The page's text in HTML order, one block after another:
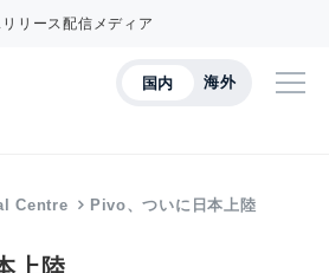
リース配信メディア
国内 海外
Centre Pivo、ついに日本上陸
上陸